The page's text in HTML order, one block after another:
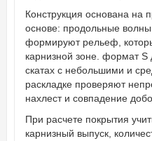
Конструкция основана на
основе: продольные
формируют рельеф,
карнизной зоне. формат S
скатах с небольшими и
раскладке проверяют
нахлест и совпадение
При расчете покрытия
карнизный выпуск,